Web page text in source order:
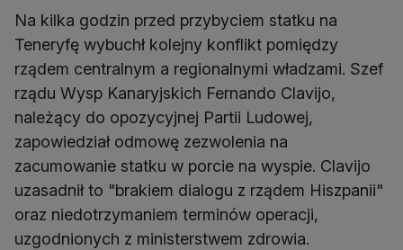
Na kilka godzin przed przybyciem statku na
Teneryfę wybuchł kolejny konflikt pomiędzy
rządem centralnym a regionalnymi władzami. Szef
rządu Wysp Kanaryjskich Fernando Clavijo,
należący do opozycyjnej Partii Ludowej,
zapowiedział odmowę zezwolenia na
zacumowanie statku w porcie na wyspie. Clavijo
uzasadnił to "brakiem dialogu z rządem Hiszpanii"
oraz niedotrzymaniem terminów operacji,
uzgodnionych z ministerstwem zdrowia.